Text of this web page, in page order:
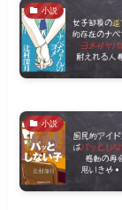
小説
小説